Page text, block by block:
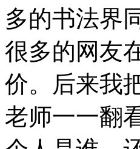
多的书法界
很多的网友
价。后来我
老师一一翻